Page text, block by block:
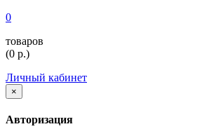
0
товаров
(0 р.)
Личный кабинет
×
Авторизация